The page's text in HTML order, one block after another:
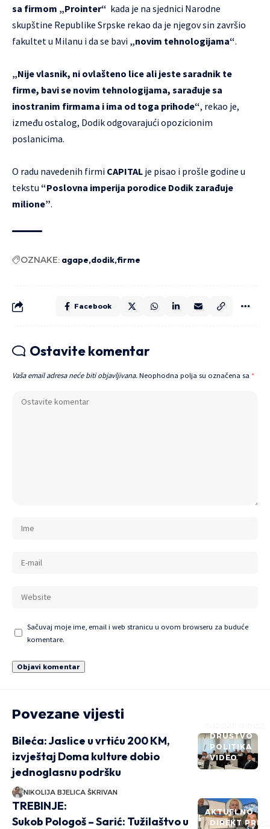
sa firmom „Prointer“ kada je na sjednici Narodne
skupštine Republike Srpske rekao da je njegov sin završio
fakultet u Milanu i da se bavi „novim tehnologijama“.
„Nije vlasnik, ni ovlašteno lice ali jeste saradnik te
firme, bavi se novim tehnologijama, sarađuje sa
inostranim firmama i ima od toga prihode“, rekao je,
između ostalog, Dodik odgovarajući opozicionim
poslanicima.
O radu navedenih firmi CAPITAL je pisao i prošle godine u
tekstu “Poslovna imperija porodice Dodik zarađuje
milione”.
OZNAKE: agape dodik firme
Facebook
Ostavite komentar
Vaša email adresa neće biti objavljivana. Neophodna polja su označena sa *
Sačuvaj moje ime, email i web stranicu u ovom browseru za buduće
komentare.
Povezane vijesti
DRUŠTVO
POLITIKA
VIDEO
Bileća: Jaslice u vrtiću 200 KM,
izvještaj Doma kulture dobio
jednoglasnu podršku
NIKOLIJA BJELICA ŠKRIVAN
AKTUELNO
DIREKT PRIČE
TREBINJE:
Sukob Pologoš – Sarić: Tužilaštvo u